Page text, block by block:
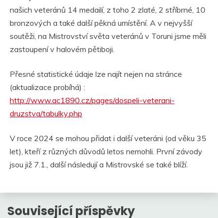
našich veteránů 14 medailí, z toho 2 zlaté, 2 stříbrné, 10
bronzových a také další pěkná umístění. A v nejvyšší
soutěži, na Mistrovství světa veteránů v Toruni jsme měli
zastoupení v halovém pětiboji.
Přesné statistické údaje lze najít nejen na stránce
(aktualizace probíhá) :
http://www.ac1890.cz/pages/dospeli-veterani-
druzstva/tabulky.php
V roce 2024 se mohou přidat i další veteráni (od věku 35
let), kteří z různých důvodů letos nemohli. První závody
jsou již 7.1., další následují a Mistrovské se také blíží.
Související příspěvky